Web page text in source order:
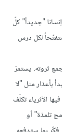
"جديداً" كلّ
لكل درس
ثروته. يستمرّ
بأعذار مثل "لا
الأثرياء تكلّف
في برنامج تلمذة" أو